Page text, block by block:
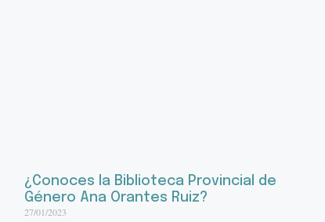
¿Conoces la Biblioteca Provincial de
Género Ana Orantes Ruiz?
27/01/2023